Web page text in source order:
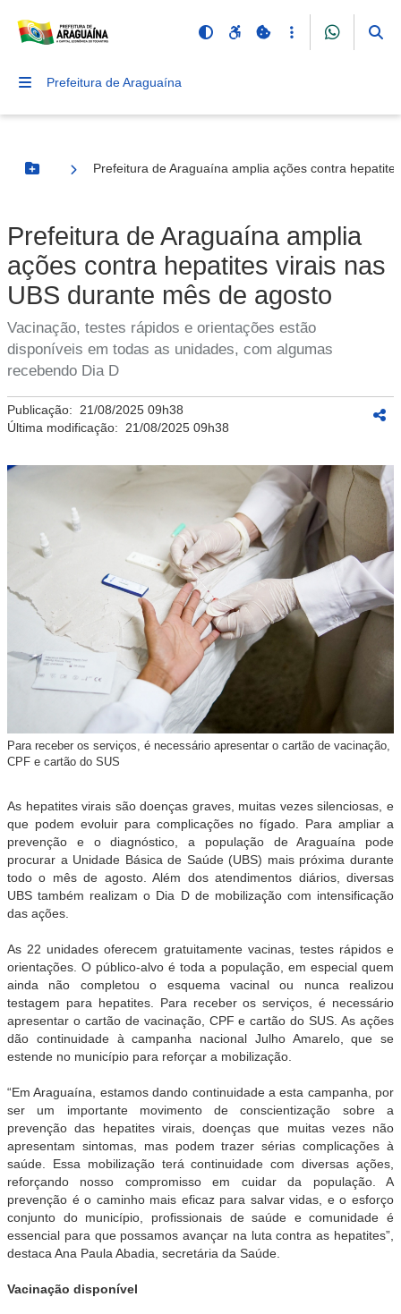
Prefeitura de Araguaína
Botão Menu
Prefeitura de Araguaína amplia ações contra
Prefeitura de Araguaína amplia
ações contra hepatites virais nas
UBS durante mês de agosto
Vacinação, testes rápidos e orientações estão
disponíveis em todas as unidades, com algumas
recebendo Dia D
Publicação: 21/08/2025 09h38
Última modificação: 21/08/2025 09h38
Para receber os serviços, é necessário apresentar o cartão de vacinação,
CPF e cartão do SUS
As hepatites virais são doenças graves, muitas vezes silenciosas, e
que podem evoluir para complicações no fígado. Para ampliar a
prevenção e o diagnóstico, a população de Araguaína pode
procurar a Unidade Básica de Saúde (UBS) mais próxima durante
todo o mês de agosto. Além dos atendimentos diários, diversas
UBS também realizam o Dia D de mobilização com intensificação
das ações.
As 22 unidades oferecem gratuitamente vacinas, testes rápidos e
orientações. O público-alvo é toda a população, em especial quem
ainda não completou o esquema vacinal ou nunca realizou
testagem para hepatites. Para receber os serviços, é necessário
apresentar o cartão de vacinação, CPF e cartão do SUS. As ações
dão continuidade à campanha nacional Julho Amarelo, que se
estende no município para reforçar a mobilização.
“Em Araguaína, estamos dando continuidade a esta campanha, por
ser um importante movimento de conscientização sobre a
prevenção das hepatites virais, doenças que muitas vezes não
apresentam sintomas, mas podem trazer sérias complicações à
saúde. Essa mobilização terá continuidade com diversas ações,
reforçando nosso compromisso em cuidar da população. A
prevenção é o caminho mais eficaz para salvar vidas, e o esforço
conjunto do município, profissionais de saúde e comunidade é
essencial para que possamos avançar na luta contra as hepatites”,
destaca Ana Paula Abadia, secretária da Saúde.
Vacinação disponível